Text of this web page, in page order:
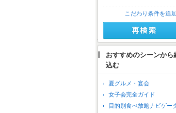
こだわり条件を追加
おすすめのシーンから
込む
夏グルメ・宴会
女子会完全ガイド
目的別食べ放題ナビゲー